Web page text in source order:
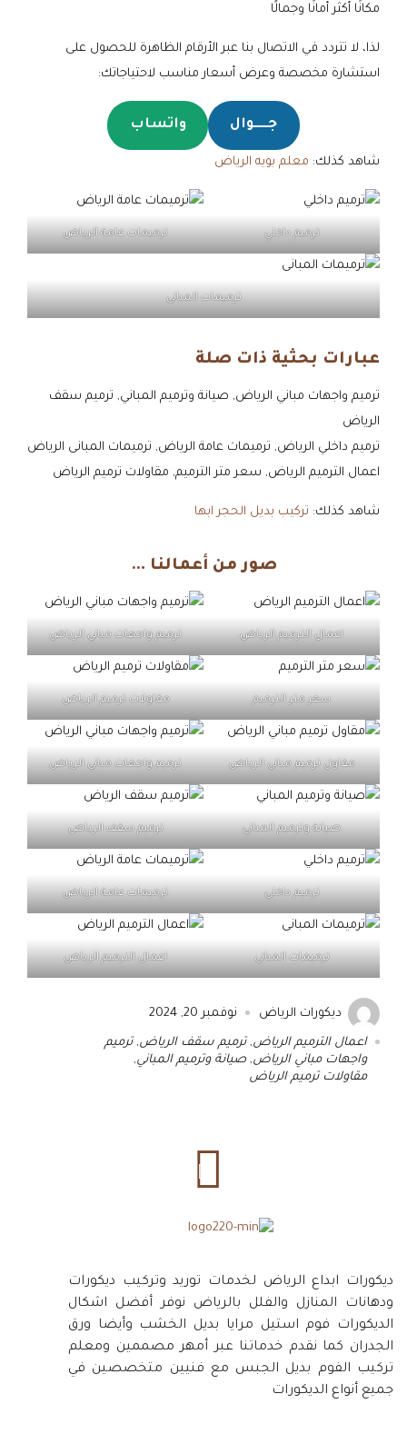
مكانًا أكثر أمانًا وجمالًا
لذا، لا تتردد في الاتصال بنا عبر الأرقام الظاهرة للحصول على
استشارة مخصصة وعرض أسعار مناسب لاحتياجاتك:
جـــــوال واتساب
شاهد كذلك: معلم بويه الرياض
ترميم داخلي ترميمات عامة الرياض
ترميمات المبانى
عبارات بحثية ذات صلة
ترميم واجهات مباني الرياض, صيانة وترميم المباني, ترميم سقف
الرياض
ترميم داخلي الرياض, ترميمات عامة الرياض, ترميمات المبانى الرياض
اعمال الترميم الرياض, سعر متر الترميم, مقاولات ترميم الرياض
شاهد كذلك: تركيب بديل الحجر ابها
صور من أعمالنا …
اعمال الترميم الرياض ترميم واجهات مباني الرياض
سعر متر الترميم مقاولات ترميم الرياض
مقاول ترميم مباني الرياض ترميم واجهات مباني الرياض
صيانة وترميم المباني ترميم سقف الرياض
ترميم داخلي ترميمات عامة الرياض
ترميمات المبانى اعمال الترميم الرياض
ديكورات الرياض نوفمبر 20, 2024
اعمال الترميم الرياض,ترميم سقف الرياض,ترميم
واجهات مباني الرياض, صيانة وترميم المباني,
مقاولات ترميم الرياض
ديكورات ابداع الرياض لخدمات توريد وتركيب ديكورات
ودهانات المنازل والفلل بالرياض نوفر أفضل اشكال
الديكورات فوم استيل مرايا بديل الخشب وأيضا ورق
الجدران كما نقدم خدماتنا عبر أمهر مصممين ومعلم
تركيب الفوم بديل الجبس مع فنيين متخصصين في
جميع أنواع الديكورات